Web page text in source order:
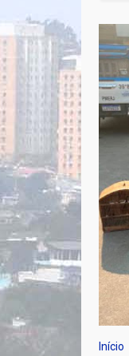
Início